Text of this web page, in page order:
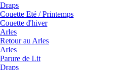
Draps
Couette Eté / Printemps
Couette d'hiver
Arles
Retour au Arles
Arles
Parure de Lit
Draps